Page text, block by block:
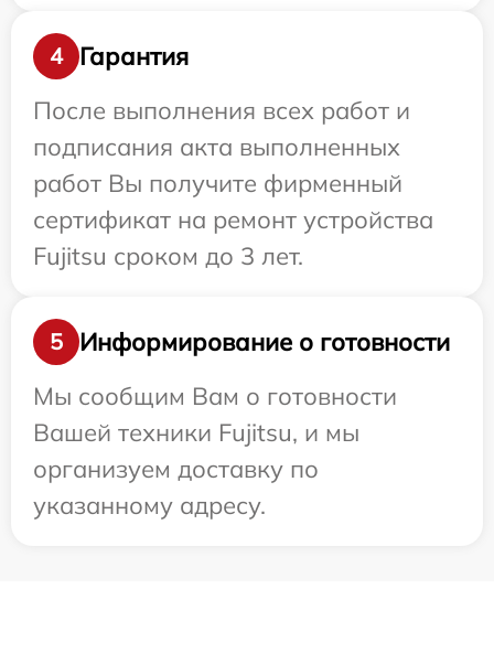
4
Гарантия
После выполнения всех работ и
подписания акта выполненных
работ Вы получите фирменный
сертификат на ремонт устройства
Fujitsu сроком до 3 лет.
5
Информирование о готовности
Мы сообщим Вам о готовности
Вашей техники Fujitsu, и мы
организуем доставку по
указанному адресу.